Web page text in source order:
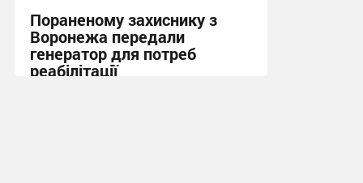
Пораненому захиснику з
Воронежа передали
генератор для потреб
реабілітації